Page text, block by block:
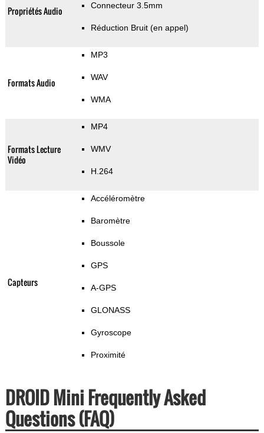
Propriétés Audio Connecteur 3.5mm
Réduction Bruit (en appel)
Formats Audio
MP3
WAV
WMA
Formats Lecture
Vidéo
MP4
WMV
H.264
Capteurs
Accéléromètre
Baromètre
Boussole
GPS
A-GPS
GLONASS
Gyroscope
Proximité
DROID Mini Frequently Asked
Questions (FAQ)